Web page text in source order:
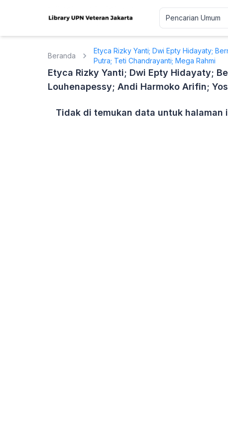
Beranda
Etyca Rizky Yanti; Dwi Epty Hidayaty;
Putra; Teti Chandrayanti; Mega Rahmi
Etyca Rizky Yanti; Dwi Epty Hidayaty;
Louhenapessy; Andi Harmoko Arifin;
Tidak di temukan data untuk halaman